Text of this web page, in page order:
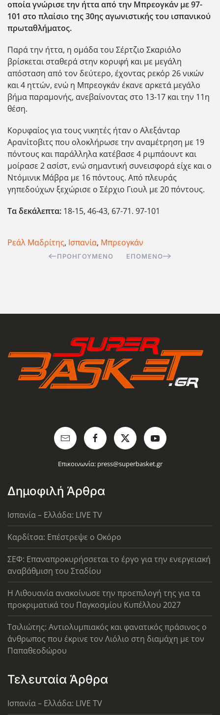
οποία γνώρισε την ήττα από την Μπρεογκάν με 97-
101 στο πλαίσιο της 30ης αγωνιστικής του ισπανικού
πρωταθλήματος.
Παρά την ήττα, η ομάδα του Σέρτζιο Σκαριόλο
βρίσκεται σταθερά στην κορυφή και με μεγάλη
απόσταση από τον δεύτερο, έχοντας ρεκόρ 26 νικών
και 4 ηττών, ενώ η Μπρεογκάν έκανε αρκετά μεγάλο
βήμα παραμονής, ανεβαίνοντας στο 13-17 και την 11η
θέση.
Κορυφαίος για τους νικητές ήταν ο Αλεξάνταρ
Αρανίτοβιτς που ολοκλήρωσε την αναμέτρηση με 19
πόντους και παράλληλα κατέβασε 4 ριμπάουντ και
μοίρασε 2 ασίστ, ενώ σημαντική συνεισφορά είχε και ο
Ντόμινικ Μάβρα με 16 πόντους. Από πλευράς
γηπεδούχων ξεχώρισε ο Σέρχιο Γιουλ με 20 πόντους.
Τα δεκάλεπτα: 18-15, 46-43, 67-71. 97-101
Ρεάλ Μαδρίτης, Ισπανία, Μπρεογκάν
ΠΡΟΗΓΟΎΜΕΝΟ ΕΠΌΜΕΝΟ
Επικοινωνία: press@superbasket.gr
Δημοφιλή Άρθρα
Ισπανία – Ελλάδα: LIVE TV
Καρδίτσα: Επέστρεψε ο Οκόρο
ΣΕΦ: Επαναπροκυρήσσεται το έργο για την ενεργειακή
αναβάθμιση του Σταδίου
Η Λιθουανία ανακοίνωσε την προεπιλογή της για τα
προκριματικά του Παγκοσμίου Κυπέλλου 2027
Τσιλιώτης: Αντιολυμπιακός και φανατικός πράσινος ο
άνθρωπος που έκρινε τον Λιόλιο στη διαμάχη με τον
Παπαθεοδώρου
Τελευταία Άρθρα
Ισπανία – Ελλάδα: LIVE TV